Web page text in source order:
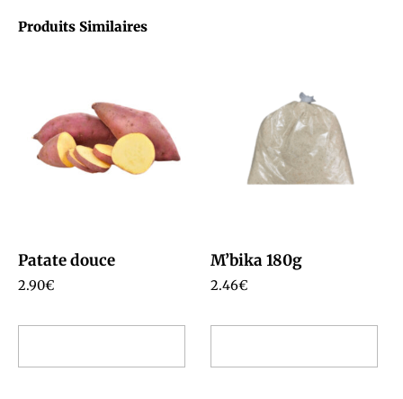
Produits Similaires
Patate douce
2.90€
M’bika 180g
2.46€